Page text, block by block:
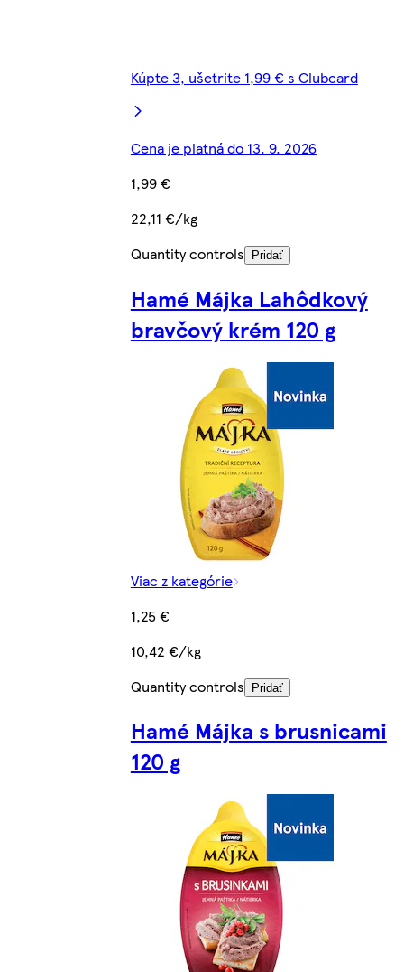
Kúpte 3, ušetrite 1,99 € s Clubcard
Cena je platná do 13. 9. 2026
1,99 €
22,11 €/kg
Quantity controls
Pridať
Hamé Májka Lahôdkový
bravčový krém 120 g
Viac z kategórie
1,25 €
10,42 €/kg
Quantity controls
Pridať
Hamé Májka s brusnicami
120 g